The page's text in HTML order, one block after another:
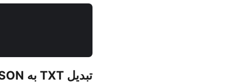
تبدیل TXT به JSON در جاوا